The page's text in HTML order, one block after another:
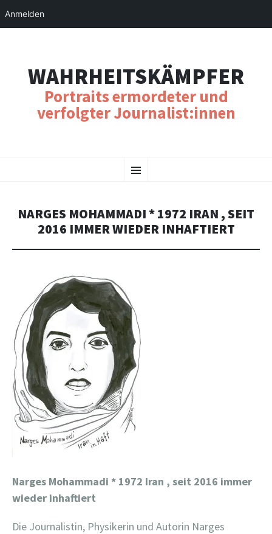
WAHRHEITSKÄMPFER
Portraits ermordeter und
verfolgter Journalist:innen
Menu
TO
NARGES MOHAMMADI * 1972 IRAN , SEIT
2016 IMMER WIEDER INHAFTIERT
Narges Mohammadi * 1972 Iran , seit 2016 immer
wieder inhaftiert
Die Journalistin, Physikerin und Autorin Narges
Anmelden